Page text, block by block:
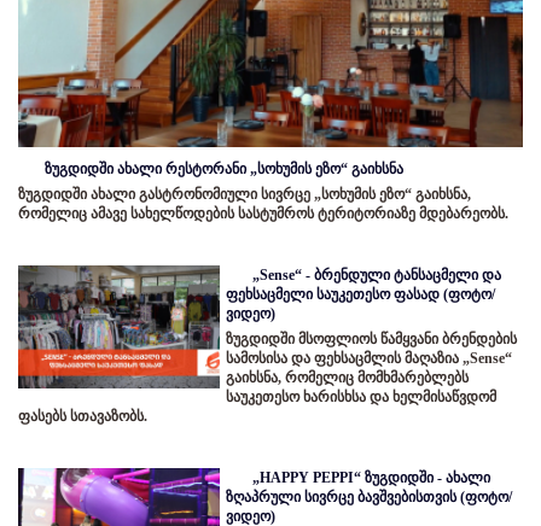
ზუგდიდში ახალი რესტორანი „სოხუმის ეზო“ გაიხსნა
ზუგდიდში ახალი გასტრონომიული სივრცე „სოხუმის ეზო“ გაიხსნა,
რომელიც ამავე სახელწოდების სასტუმროს ტერიტორიაზე მდებარეობს.
„Sense“ - ბრენდული ტანსაცმელი და
ფეხსაცმელი საუკეთესო ფასად (ფოტო/
ვიდეო)
ზუგდიდში მსოფლიოს წამყვანი ბრენდების
სამოსისა და ფეხსაცმლის მაღაზია „Sense“
გაიხსნა, რომელიც მომხმარებლებს
საუკეთესო ხარისხსა და ხელმისაწვდომ
ფასებს სთავაზობს.
„HAPPY PEPPI“ ზუგდიდში - ახალი
ზღაპრული სივრცე ბავშვებისთვის (ფოტო/
ვიდეო)